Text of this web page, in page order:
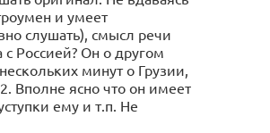
и умеет
слушать), смысл речи
Россией? Он о другом
минут о Грузии,
Вполне ясно что он имеет
ему и т.п. Не